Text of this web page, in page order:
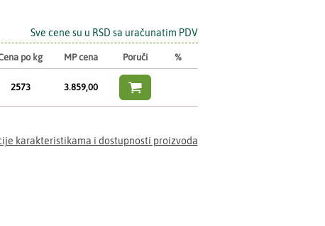
Sve cene su u RSD sa uračunatim PDV
po kg MP cena Poruči %
2573 3.859,00 
karakteristikama i dostupnosti proizvoda